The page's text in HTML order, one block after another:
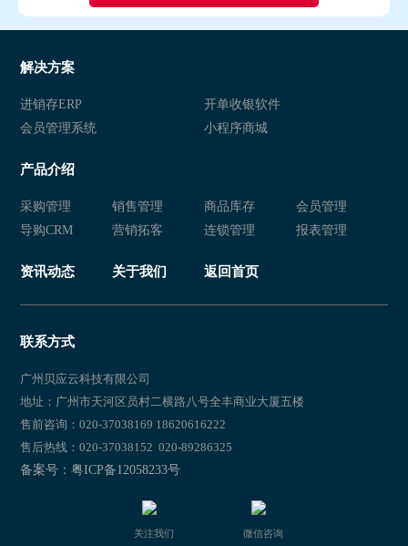
解决方案
进销存ERP
开单收银软件
会员管理系统
小程序商城
产品介绍
采购管理 销售管理 商品库存
会员管理
导购CRM
营销拓客 连锁管理 报表管理
资讯动态 关于我们 返回首页
联系方式
广州贝应云科技有限公司
地址：广州市天河区员村二横路八号全丰商业大厦五楼
售前咨询：020-37038169 18620616222
售后热线：020-37038152 020-89286325
备案号：粤ICP备12058233号
关注我们 微信咨询